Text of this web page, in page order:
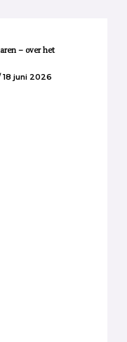
– over het
18 juni 2026